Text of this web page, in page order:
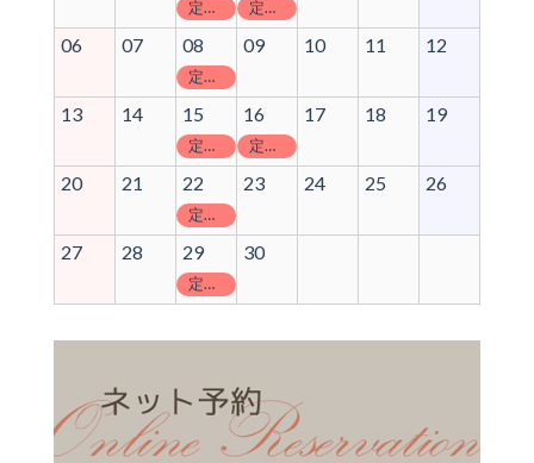
定休日 定休日
06 07 08
定休日
09 10 11 12
13 14 15
定休日
16
定休日
17 18 19
20 21 22
定休日
23 24 25 26
27 28 29
定休日
30